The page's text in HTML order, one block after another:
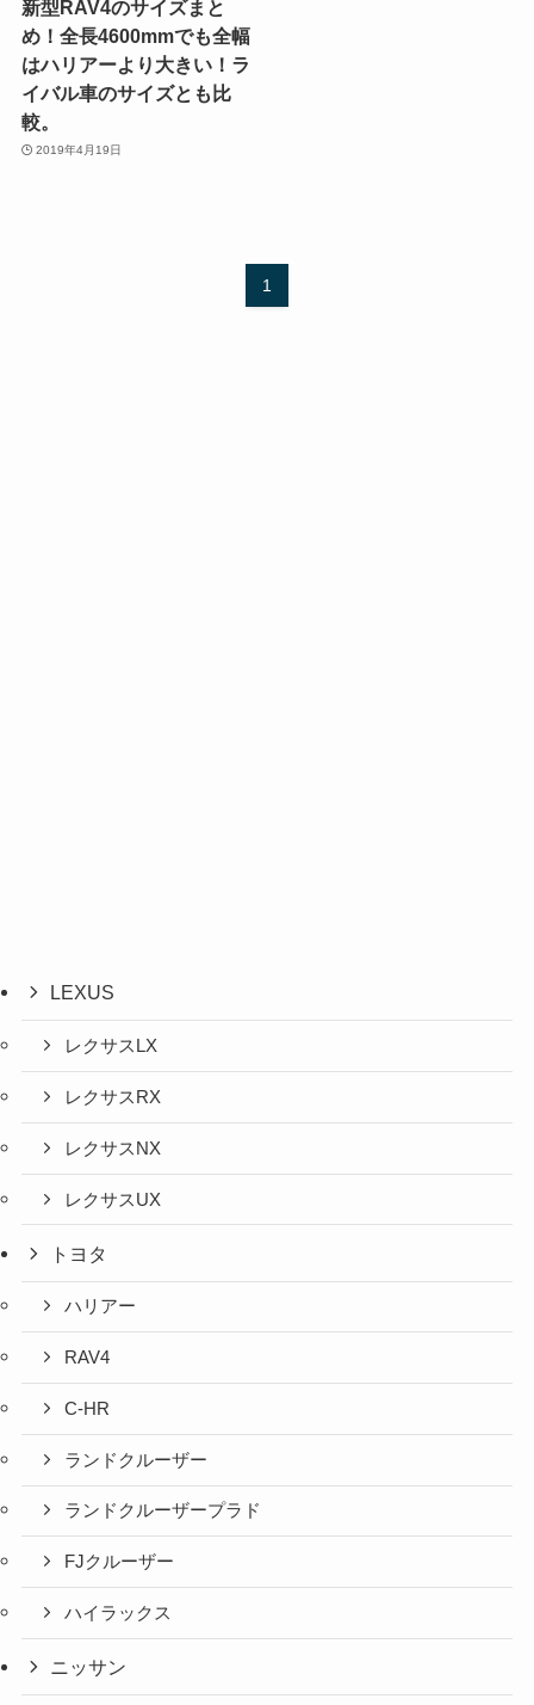
新型RAV4のサイズまと
め！全長4600mmでも全幅
はハリアーより大きい！ラ
イバル車のサイズとも比
較。
2019年4月19日
1
LEXUS
レクサスLX
レクサスRX
レクサスNX
レクサスUX
トヨタ
ハリアー
RAV4
C-HR
ランドクルーザー
ランドクルーザープラド
FJクルーザー
ハイラックス
ニッサン